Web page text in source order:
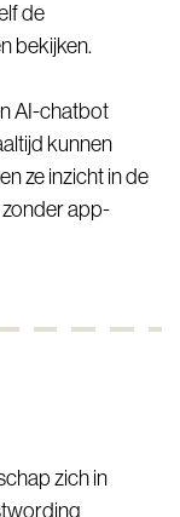
de
bekijken.
AI-chatbot
kunnen
ze inzicht in de
app-
zich in